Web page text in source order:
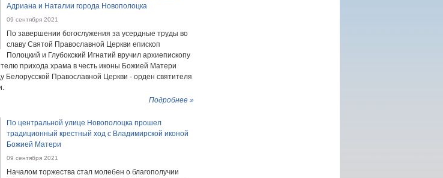
Адриана и Наталии города Новополоцка
09 сентября 2021
По завершении богослужения за усердные труды во
славу Святой Православной Церкви епископ
Полоцкий и Глубокский Игнатий вручил архиепископу
прихода храма в честь иконы Божией Матери
Белорусской Православной Церкви - орден святителя
Подробнее »
По центральной улице Новополоцка прошел
традиционный крестный ход с Владимирской иконой
Божией Матери
09 сентября 2021
Началом торжества стал молебен о благополучии